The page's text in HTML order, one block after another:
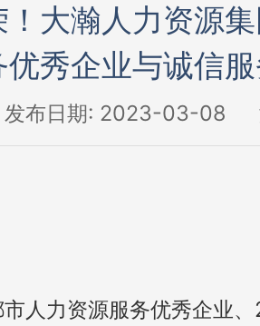
大瀚人力资源
优秀企业与诚信
发布日期: 2023-03-08
人力资源服务优秀企业